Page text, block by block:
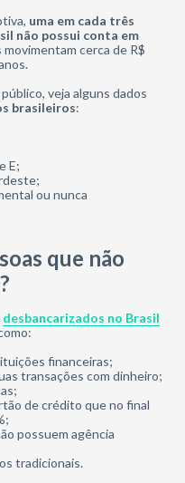
uma em cada três
não possui conta em
cerca de R$
veja alguns dados
brasileiros:
E;
ou nunca
que não
desbancarizados no Brasil
financeiras;
transações com dinheiro;
de crédito que no final
possuem agência
tradicionais.